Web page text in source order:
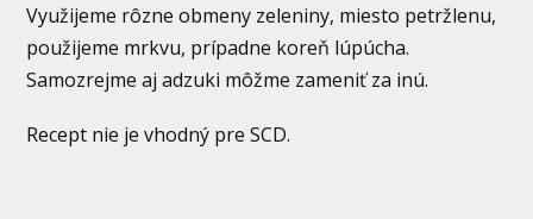
Využijeme rôzne obmeny zeleniny, miesto petržlenu,
použijeme mrkvu, prípadne koreň lúpúcha.
Samozrejme aj adzuki môžme zameniť za inú.
Recept nie je vhodný pre SCD.